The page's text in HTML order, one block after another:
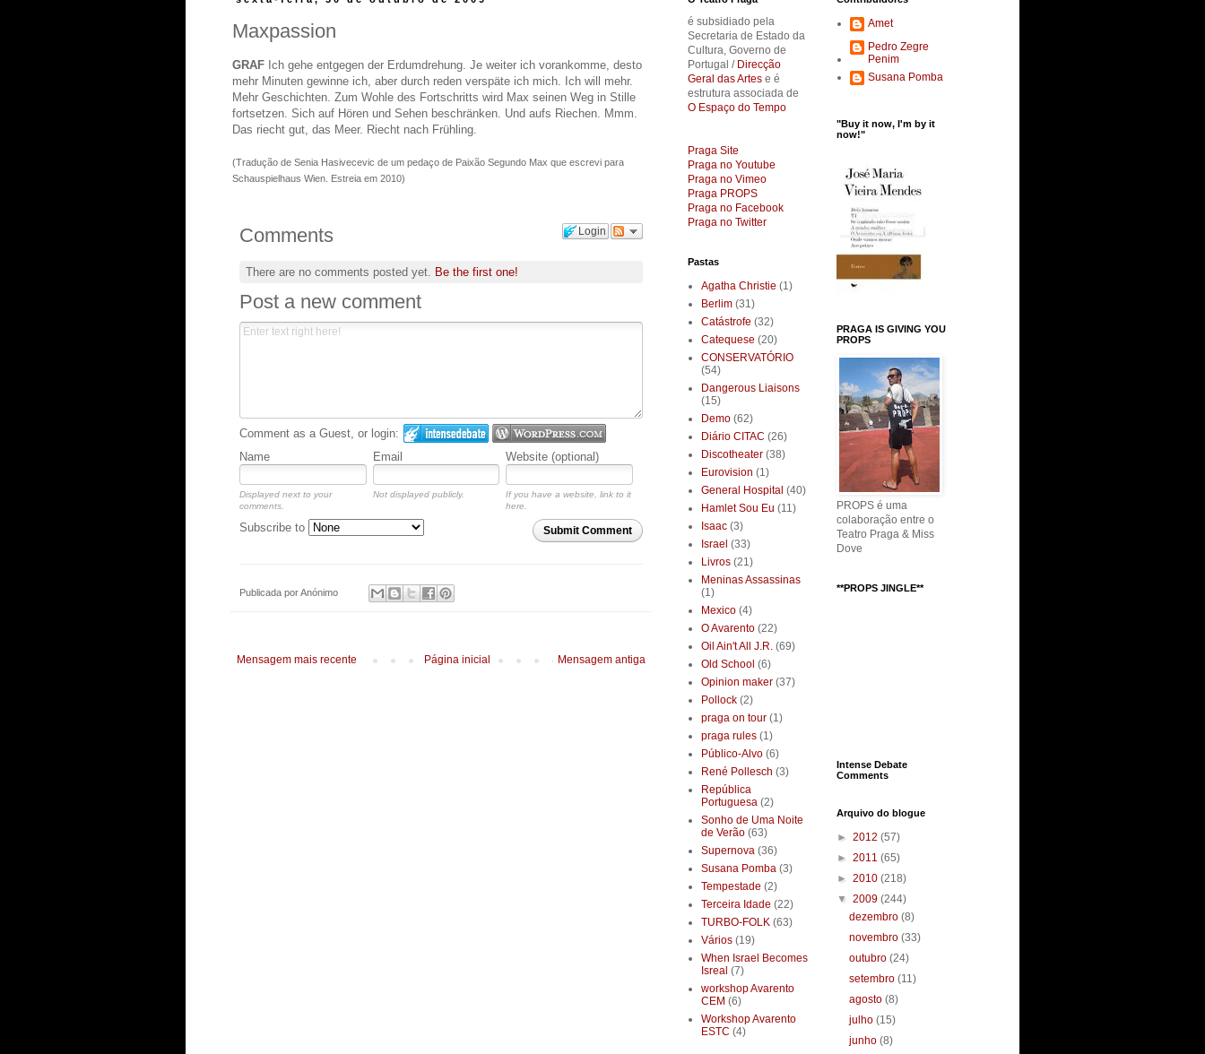
Maxpassion
GRAF Ich gehe entgegen der Erdumdrehung. Je weiter ich vorankomme, desto
mehr Minuten gewinne ich, aber durch reden verspäte ich mich. Ich will mehr.
Mehr Geschichten. Zum Wohle des Fortschritts wird Max seinen Weg in Stille
fortsetzen. Sich auf Hören und Sehen beschränken. Und aufs Riechen. Mmm.
Das riecht gut, das Meer. Riecht nach Frühling.
(Tradução de Senia Hasivecevic de um pedaço de Paixão Segundo Max que escrevi para
Schauspielhaus Wien. Estreia em 2010)
Login
Comments
There are no comments posted yet. Be the first one!
Post a new comment
Comment as a Guest, or login:
Name
Email Website (optional)
Displayed next to your
comments.
Not displayed publicly.
If you have a website, link to it
here.
Submit Comment
Subscribe to
Publicada porAnónimo
Mensagem mais recente Mensagem antiga
Página inicial
é subsidiado pela
Secretaria de Estado da
Cultura, Governo de
Portugal / Direcção
Geral das Artes e é
estrutura associada de
O Espaço do Tempo
Praga Site
Praga no Youtube
Praga no Vimeo
Praga PROPS
Praga no Facebook
Praga no Twitter
Pastas
Agatha Christie (1)
Berlim (31)
Catástrofe (32)
Catequese (20)
CONSERVATÓRIO
(54)
Dangerous Liaisons
(15)
Demo (62)
Diário CITAC (26)
Discotheater (38)
Eurovision (1)
General Hospital (40)
Hamlet Sou Eu (11)
Isaac (3)
Israel (33)
Livros (21)
Meninas Assassinas
(1)
Mexico (4)
O Avarento (22)
Oil Ain't All J.R. (69)
Old School (6)
Opinion maker (37)
Pollock (2)
praga on tour (1)
praga rules (1)
Público-Alvo (6)
René Pollesch (3)
República
Portuguesa (2)
Sonho de Uma Noite
de Verão (63)
Supernova (36)
Susana Pomba (3)
Tempestade (2)
Terceira Idade (22)
TURBO-FOLK (63)
Vários (19)
When Israel Becomes
Isreal (7)
workshop Avarento
CEM (6)
Workshop Avarento
ESTC (4)
Amet
Pedro Zegre
Penim
Susana Pomba
"Buy it now, I'm by it
now!"
PRAGA IS GIVING YOU
PROPS
PROPS é uma
colaboração entre o
Teatro Praga & Miss
Dove
**PROPS JINGLE**
Intense Debate
Comments
Arquivo do blogue
► 2012 (57)
► 2011 (65)
► 2010 (218)
▼ 2009 (244)
dezembro(8)
novembro(33)
outubro(24)
setembro(11)
agosto(8)
julho(15)
junho(8)